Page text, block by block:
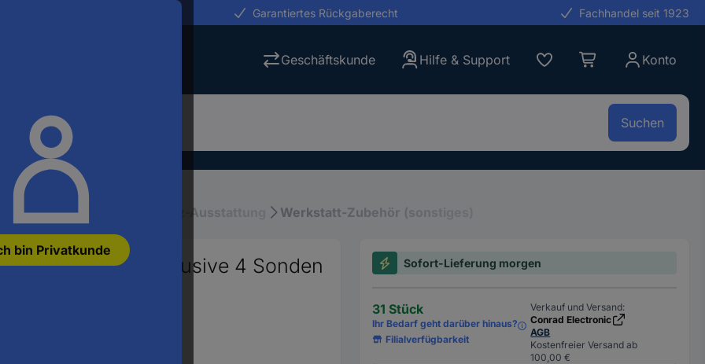
bin Privatkunde
Garantiertes Rückgaberecht Fachhandel seit 1923
Geschäftskunde Hilfe & Support Konto
Suchen
Arbeitsplatz-Ausstattung Werkstatt-Zubehör (sonstiges)
6,5 Liter inklusive 4 Sonden
Sofort-Lieferung morgen
31 Stück
Ihr Bedarf geht darüber hinaus?
Filialverfügbarkeit
Verkauf und Versand:
Conrad Electronic
AGB
Kostenfreier Versand ab
100,00 €